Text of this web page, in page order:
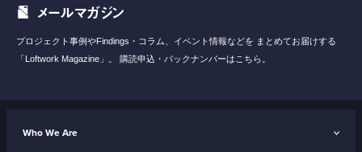
メールマガジン
プロジェクト事例やFindings・コラム、イベント情報などを まとめてお届けする
「Loftwork Magazine」。
購読申込・バックナンバーはこちら。
Who We Are